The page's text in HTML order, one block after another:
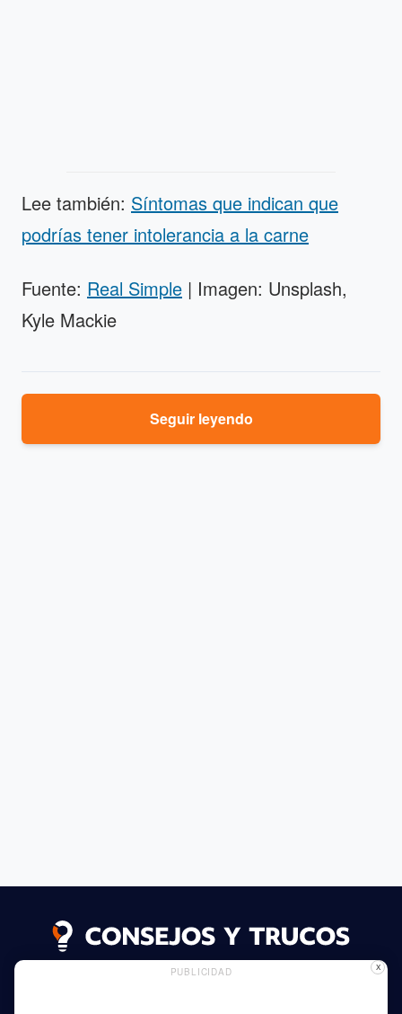
Lee también: Síntomas que indican que
podrías tener intolerancia a la carne
Fuente: Real Simple | Imagen: Unsplash,
Kyle Mackie
Seguir leyendo
PUBLICIDAD X